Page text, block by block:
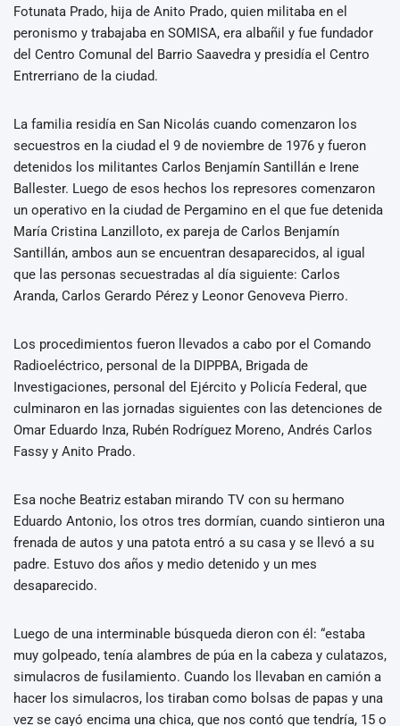
Fotunata Prado, hija de Anito Prado, quien militaba en el
peronismo y trabajaba en SOMISA, era albañil y fue fundador
del Centro Comunal del Barrio Saavedra y presidía el Centro
Entrerriano de la ciudad.
La familia residía en San Nicolás cuando comenzaron los
secuestros en la ciudad el 9 de noviembre de 1976 y fueron
detenidos los militantes Carlos Benjamín Santillán e Irene
Ballester. Luego de esos hechos los represores comenzaron
un operativo en la ciudad de Pergamino en el que fue detenida
María Cristina Lanzilloto, ex pareja de Carlos Benjamín
Santillán, ambos aun se encuentran desaparecidos, al igual
que las personas secuestradas al día siguiente: Carlos
Aranda, Carlos Gerardo Pérez y Leonor Genoveva Pierro.
Los procedimientos fueron llevados a cabo por el Comando
Radioeléctrico, personal de la DIPPBA, Brigada de
Investigaciones, personal del Ejército y Policía Federal, que
culminaron en las jornadas siguientes con las detenciones de
Omar Eduardo Inza, Rubén Rodríguez Moreno, Andrés Carlos
Fassy y Anito Prado.
Esa noche Beatriz estaban mirando TV con su hermano
Eduardo Antonio, los otros tres dormían, cuando sintieron una
frenada de autos y una patota entró a su casa y se llevó a su
padre. Estuvo dos años y medio detenido y un mes
desaparecido.
Luego de una interminable búsqueda dieron con él: “estaba
muy golpeado, tenía alambres de púa en la cabeza y culatazos,
simulacros de fusilamiento. Cuando los llevaban en camión a
hacer los simulacros, los tiraban como bolsas de papas y una
vez se cayó encima una chica, que nos contó que tendría, 15 o